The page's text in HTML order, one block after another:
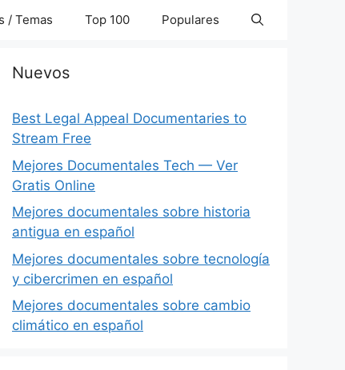
/ Temas Top 100 Populares
Nuevos
Best Legal Appeal Documentaries to
Stream Free
Mejores Documentales Tech — Ver
Gratis Online
Mejores documentales sobre historia
antigua en español
Mejores documentales sobre tecnología
y cibercrimen en español
Mejores documentales sobre cambio
climático en español